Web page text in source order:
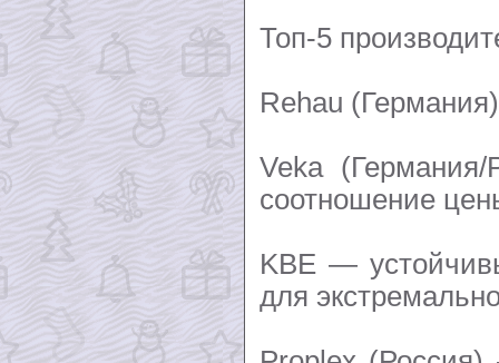
Топ-5
Rehau
Veka
соотношение
KBE —
для